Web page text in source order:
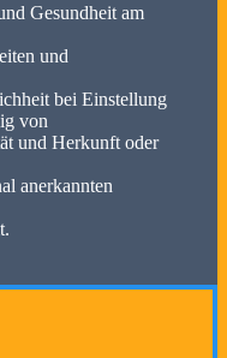
Gesundheit am
und
bei Einstellung
von
und Herkunft oder
anerkannten